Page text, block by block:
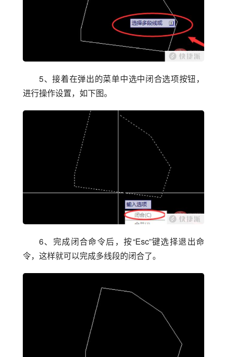
5、接着在弹出的菜单中选中闭合选项按钮，
进行操作设置，如下图。
6、完成闭合命令后，按“Esc”键选择退出命
令，这样就可以完成多线段的闭合了。